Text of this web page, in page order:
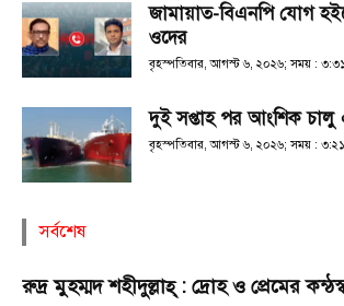
জামায়াত-বিএনপি যোগ
ওদের
বৃহস্পতিবার, আগস্ট ৬, ২০২৬; সময় :
দুই সপ্তাহ পর আংশিক চালু
বৃহস্পতিবার, আগস্ট ৬, ২০২৬; সময় : ৩:২১
সর্বশেষ
রুদ্র মুহম্মদ শহীদুল্লাহ্ : দ্রোহ ও প্রেমের